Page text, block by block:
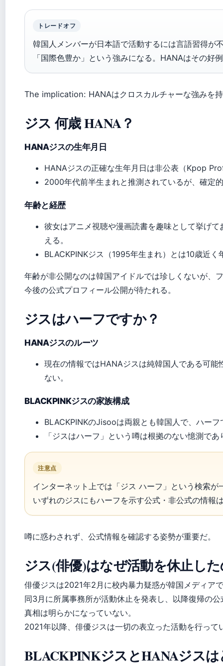
トレードオフ
韓国人メンバーが日本語で活動するには言語習得が
「国際色豊か」という強みになる。HANAはその好
The implication: HANAはクロスカルチャーな強みを
ジス 何歳 HANA？
HANAジスの生年月日
HANAジスの正確な生年月日は非公表（Kpop
2000年代前半生まれと推測されているが、確定
年齢と経歴
彼女はアニメ視聴や漫画読書を趣味として挙げ
える。
BLACKPINKジス（1995年生まれ）とは10歳近
年齢が非公開なのは韓国アイドルでは珍しくないが、
今後の公式プロフィール公開が待たれる。
ジスはハーフですか？
HANAジスのルーツ
現在の情報ではHANAジスは純韓国人である可
ない。
BLACKPINKジスの家族構成
BLACKPINKのJisooは両親とも韓国人で、ハー
「ジスはハーフ」という噂は根拠のない憶測で
注意点
インターネット上では「ジス ハーフ」という検索が
いずれのジスにもハーフを示す公式・非公式の情報
噂に惑わされず、公式情報を確認する姿勢が重要だ。
ジス(俳優)はなぜ活動を休止し
俳優ジスは2021年2月に校内暴力疑惑が韓国メディア
同3月に所属事務所が活動休止を発表し、以降復帰の
真相は明らかになっていない。
2021年以降、俳優ジスは一切の表立った活動を行っ
BLACKPINKジスとHANAジス